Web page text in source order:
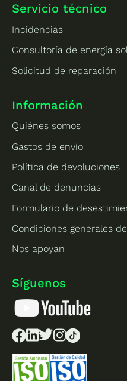
Servicio técnico
Incidencias
Consultoría de energía
Solicitud de reparación
Información
Quiénes somos
Gastos de envío
Política de devoluciones
Canal de denuncias
Formulario de
Condiciones generales
Nos apoyan
Síguenos